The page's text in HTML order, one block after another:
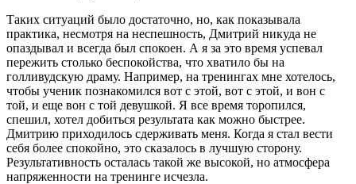
Таких ситуаций было достаточно, но, как показывала
практика, несмотря на неспешность, Дмитрий никуда не
опаздывал и всегда был спокоен. А я за это время успевал
пережить столько беспокойства, что хватило бы на
голливудскую драму. Например, на тренингах мне хотелось,
чтобы ученик познакомился вот с этой, вот с этой, и вон с
той, и еще вон с той девушкой. Я все время торопился,
спешил, хотел добиться результата как можно быстрее.
Дмитрию приходилось сдерживать меня. Когда я стал вести
себя более спокойно, это сказалось в лучшую сторону.
Результативность осталась такой же высокой, но атмосфера
напряженности на тренинге исчезла.